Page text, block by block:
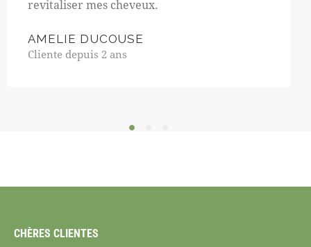
revitaliser mes cheveux.
AMELIE DUCOUSE
Cliente depuis 2 ans
CHÈRES CLIENTES